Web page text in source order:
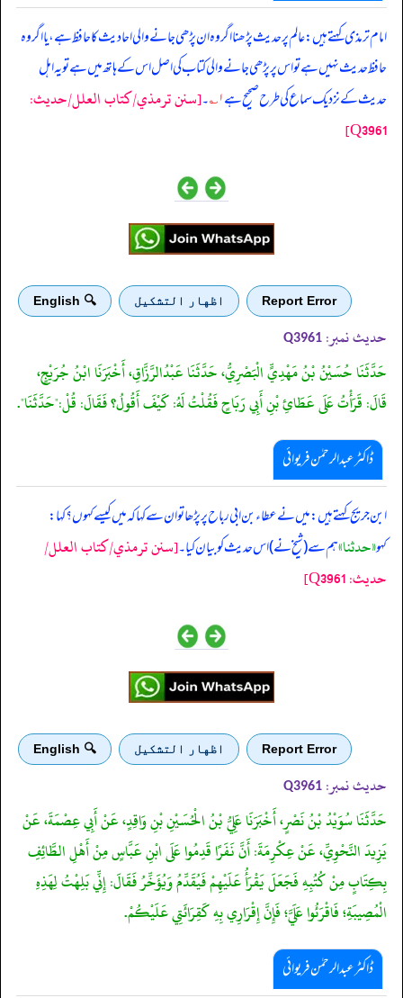
‏‏‏‏ امام ترمذی کہتے ہیں: عالم پر حدیث پڑھنا اگر وہ ان پڑھی جانے والی احادیث کا حافظ ہے، یا اگر وہ
حافظ حدیث نہیں ہے تو اس پر پڑھی جانے والی کتاب کی اصل اس کے ہاتھ میں ہے تو یہ اہل
حدیث کے نزدیک سماع کی طرح صحیح ہے۱؎ ۔[سنن ترمذي/کتاب العلل/حدیث:
Q3961]
Report Error اظهار التشكيل 🔍 English
حدیث نمبر: Q3961
حَدَّثَنَا حُسَيْنُ بْنُ مَهْدِيٍّ الْبَصْرِيُّ، حَدَّثَنَا عَبْدُالرَّزَّاقِ، أَخْبَرَنَا ابْنُ جُرَيْجٍ،
قَالَ: قَرَأْتُ عَلَى عَطَائِ بْنِ أَبِي رَبَاحٍ فَقُلْتُ لَهُ: كَيْفَ أَقُولُ؟ فَقَالَ: قُلْ:"حَدَّثَنَا".
ڈاکٹر عبدالرحمٰن فریوائی
‏‏‏‏ ابن جریج کہتے ہیں: میں نے عطاء بن ابی رباح پر پڑھا تو ان سے کہا کہ میں کیسے کہوں؟ کہا:
کہو«حدثنا»ہم سے (شیخ نے) اس حدیث کو بیان کیا۔[سنن ترمذي/کتاب العلل/
حدیث: Q3961]
Report Error اظهار التشكيل 🔍 English
حدیث نمبر: Q3961
حَدَّثَنَا سُوَيْدُ بْنُ نَصْرٍ، أَخْبَرَنَا عَلِيُّ بْنُ الْحُسَيْنِ بْنِ وَاقِدٍ، عَنْ أَبِي عِصْمَةَ، عَنْ
يَزِيدَ النَّحْوِيِّ، عَنْ عِكْرِمَةَ: أَنَّ نَفَرًا قَدِمُوا عَلَى ابْنِ عَبَّاسٍ مِنْ أَهْلِ الطَّائِفِ
بِكِتَابٍ مِنْ كُتُبِهِ فَجَعَلَ يَقْرَأُ عَلَيْهِمْ فَيُقَدِّمُ وَيُؤَخِّرُ فَقَالَ: إِنِّي بَلِهْتُ لِهَذِهِ
الْمُصِيبَةِ؛ فَاقْرَئُوا عَلَيَّ؛ فَإِنَّ إِقْرَارِي بِهِ كَقِرَائَتِي عَلَيْكُمْ.
ڈاکٹر عبدالرحمٰن فریوائی